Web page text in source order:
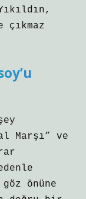
Marşı” ve
önüne